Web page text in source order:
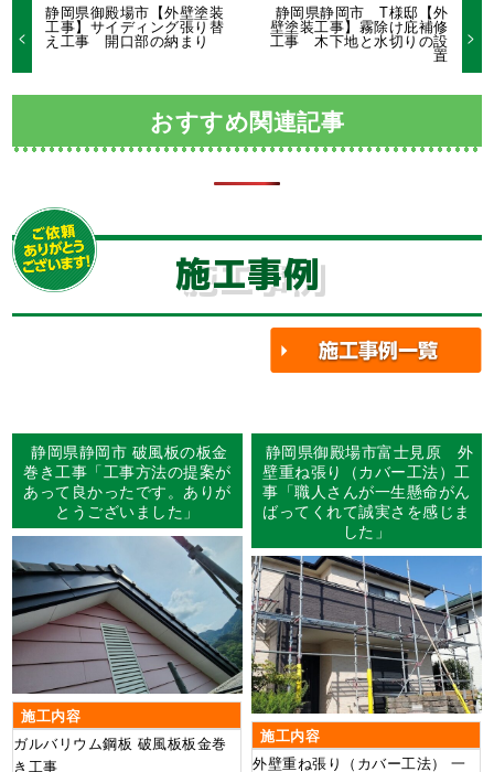
静岡県御殿場市【外壁塗装
工事】サイディング張り替
え工事 開口部の納まり
静岡県静岡市 T様邸【外
壁塗装工事】霧除け庇補修
工事 木下地と水切りの設
置
おすすめ関連記事
施工事例
静岡県静岡市 破風板の板金
巻き工事「工事方法の提案が
あって良かったです。ありが
とうございました」
施工内容
ガルバリウム鋼板 破風板板金巻
き工事
静岡県御殿場市富士見原 外
壁重ね張り（カバー工法）工
事「職人さんが一生懸命がん
ばってくれて誠実さを感じま
した」
施工内容
外壁重ね張り（カバー工法） 一